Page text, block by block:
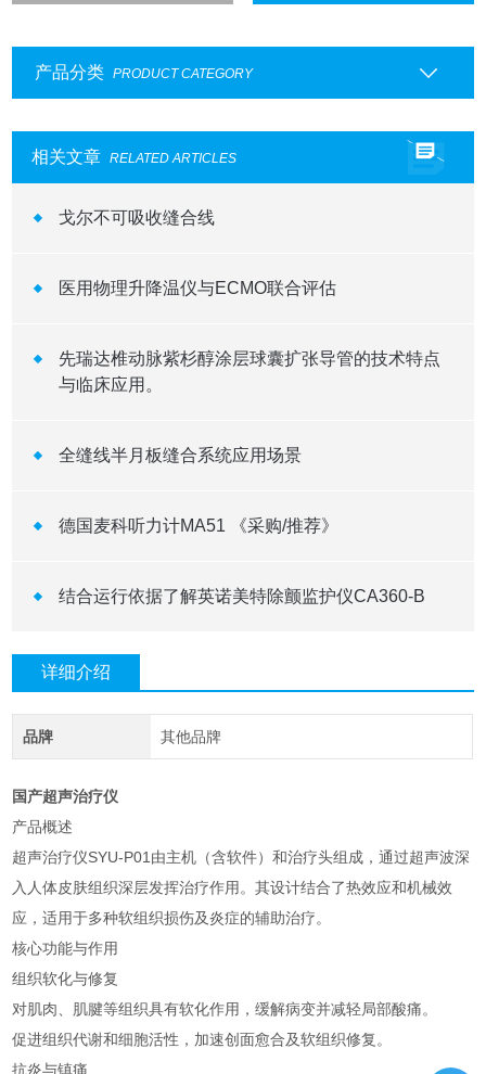
产品分类 PRODUCT CATEGORY
相关文章 RELATED ARTICLES
戈尔不可吸收缝合线
医用物理升降温仪与ECMO联合评估
先瑞达椎动脉紫杉醇涂层球囊扩张导管的技术特点
与临床应用。
全缝线半月板缝合系统应用场景
德国麦科听力计MA51 《采购/推荐》
结合运行依据了解英诺美特除颤监护仪CA360-B
详细介绍
品牌 其他品牌
国产超声治疗仪
产品概述
超声治疗仪SYU-P01由主机（含软件）和治疗头组成，通过超声波深
入人体皮肤组织深层发挥治疗作用。其设计结合了热效应和机械效
应，适用于多种软组织损伤及炎症的辅助治疗。
核心功能与作用
组织软化与修复
对肌肉、肌腱等组织具有软化作用，缓解病变并减轻局部酸痛。
促进组织代谢和细胞活性，加速创面愈合及软组织修复。
抗炎与镇痛